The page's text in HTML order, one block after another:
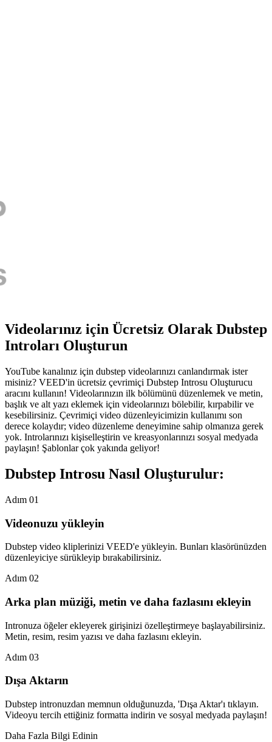
Videolarınız için Ücretsiz Olarak Dubstep
Introları Oluşturun
YouTube kanalınız için dubstep videolarınızı canlandırmak ister
misiniz? VEED'in ücretsiz çevrimiçi Dubstep Introsu Oluşturucu
aracını kullanın! Videolarınızın ilk bölümünü düzenlemek ve metin,
başlık ve alt yazı eklemek için videolarınızı bölebilir, kırpabilir ve
kesebilirsiniz. Çevrimiçi video düzenleyicimizin kullanımı son
derece kolaydır; video düzenleme deneyimine sahip olmanıza gerek
yok. Introlarınızı kişiselleştirin ve kreasyonlarınızı sosyal medyada
paylaşın! Şablonlar çok yakında geliyor!
Dubstep Introsu Nasıl Oluşturulur:
Adım 01
Videonuzu yükleyin
Dubstep video kliplerinizi VEED'e yükleyin. Bunları klasörünüzden
düzenleyiciye sürükleyip bırakabilirsiniz.
Adım 02
Arka plan müziği, metin ve daha fazlasını ekleyin
Intronuza öğeler ekleyerek girişinizi özelleştirmeye başlayabilirsiniz.
Metin, resim, resim yazısı ve daha fazlasını ekleyin.
Adım 03
Dışa Aktarın
Dubstep intronuzdan memnun olduğunuzda, 'Dışa Aktar'ı tıklayın.
Videoyu tercih ettiğiniz formatta indirin ve sosyal medyada paylaşın!
Daha Fazla Bilgi Edinin